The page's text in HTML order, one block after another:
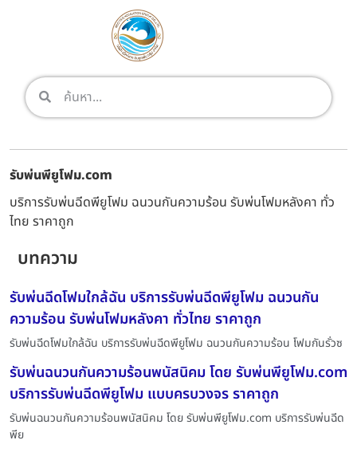
รับพ่นพียูโฟม.com
บริการรับพ่นฉีดพียูโฟม ฉนวนกันความร้อน รับพ่นโฟมหลังคา ทั่ว
ไทย ราคาถูก
บทความ
รับพ่นฉีดโฟมใกล้ฉัน บริการรับพ่นฉีดพียูโฟม ฉนวนกัน
ความร้อน รับพ่นโฟมหลังคา ทั่วไทย ราคาถูก
รับพ่นฉีดโฟมใกล้ฉัน บริการรับพ่นฉีดพียูโฟม ฉนวนกันความร้อน โฟมกันรั่วซ
รับพ่นฉนวนกันความร้อนพนัสนิคม โดย รับพ่นพียูโฟม.com
บริการรับพ่นฉีดพียูโฟม แบบครบวงจร ราคาถูก
รับพ่นฉนวนกันความร้อนพนัสนิคม โดย รับพ่นพียูโฟม.com บริการรับพ่นฉีด
พีย